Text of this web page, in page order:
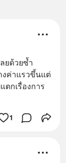
ยด้วยซ้ำ
ค่าแรวขึ้นแต่
กเรื่องการ
1